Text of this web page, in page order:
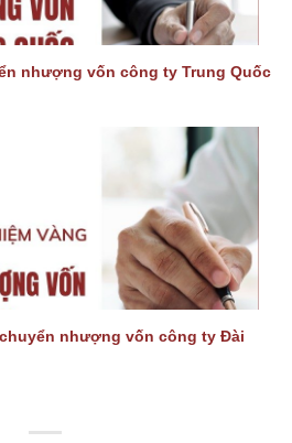
nhượng vốn công ty Trung Quốc
nhượng vốn công ty Đài